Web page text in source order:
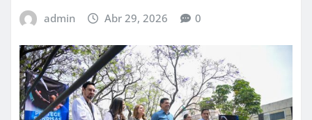
admin Abr 29, 2026 0